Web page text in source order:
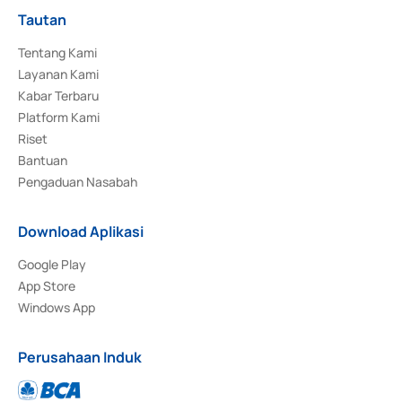
Tautan
Tentang Kami
Layanan Kami
Kabar Terbaru
Platform Kami
Riset
Bantuan
Pengaduan Nasabah
Download Aplikasi
Google Play
App Store
Windows App
Perusahaan Induk